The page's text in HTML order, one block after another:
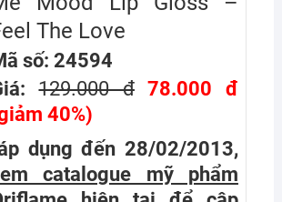
The Love
số: 24594
129.000 đ78.000 đ
40%)
dụng đến 28/02/2013,
catalogue mỹ phẩm